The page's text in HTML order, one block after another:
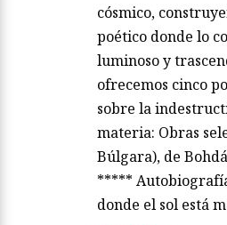
cósmico,
poético donde lo
luminoso y
ofrecemos cinco
sobre la
materia: Obras
Búlgara), de
*****
donde el sol está